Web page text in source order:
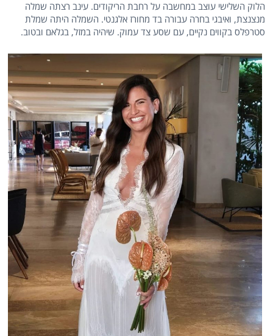
הלוק השלישי עוצב במחשבה על רחבת הריקודים. עינב רצתה שמלה
מנצנצת, ואיבגי בחרה עבורה בד מחורז אלגנטי. השמלה היתה שמלת
סטרפלס בקווים נקיים, עם שסע צד עמוק. שיהיה במזל, בגלאם ובטוב.